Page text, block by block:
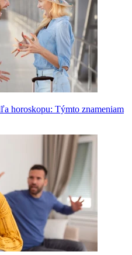
horoskopu: Týmto znameniam